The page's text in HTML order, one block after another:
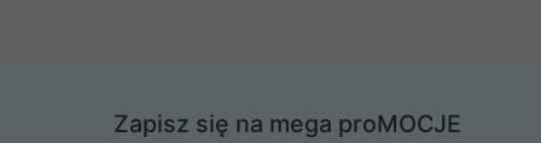
Zapisz się na mega proMOCJE